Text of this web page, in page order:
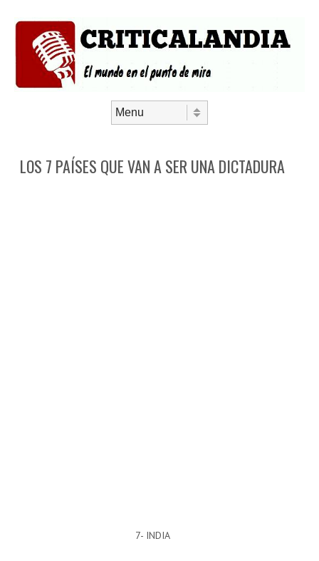
LOS 7 PAÍSES QUE VAN A SER UNA DICTADURA
7- INDIA